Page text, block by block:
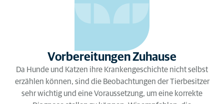
Vorbereitungen Zuhause
Da Hunde und Katzen ihre Krankengeschichte nicht selbst
erzählen können, sind die Beobachtungen der Tierbesitzer
sehr wichtig und eine Voraussetzung, um eine korrekte